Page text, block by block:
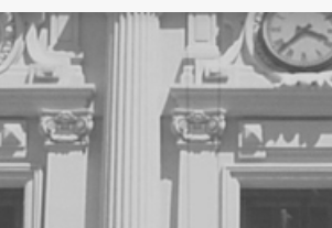
Biología
Física
Geociencias
Informática
Matemática
Investigadores
Estudiantes
Egresados